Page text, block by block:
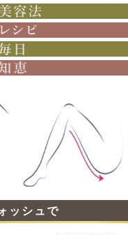
ッシュで